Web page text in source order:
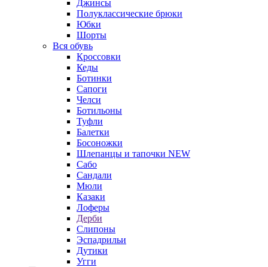
Джинсы
Полуклассические брюки
Юбки
Шорты
Вся обувь
Кроссовки
Кеды
Ботинки
Сапоги
Челси
Ботильоны
Туфли
Балетки
Босоножки
Шлепанцы и тапочки NEW
Сабо
Сандали
Мюли
Казаки
Лоферы
Дерби
Слипоны
Эспадрильи
Дутики
Угги